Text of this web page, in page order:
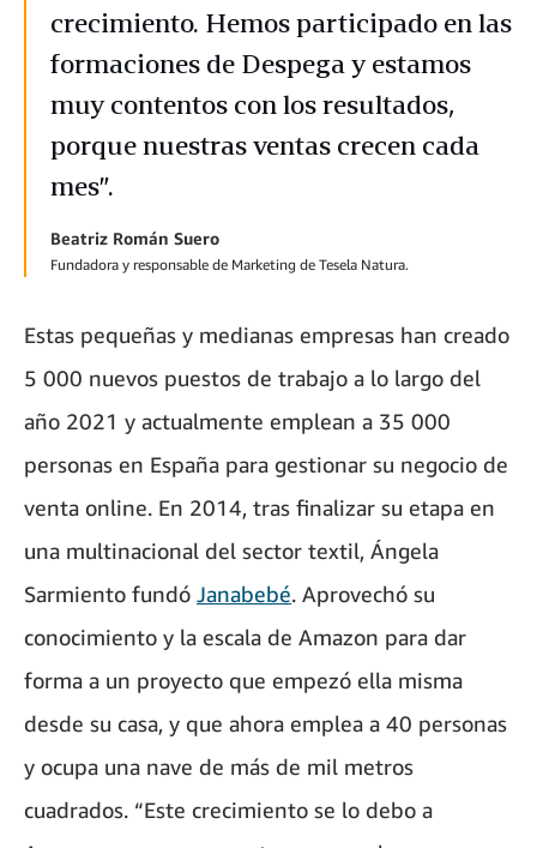
crecimiento. Hemos participado en las
formaciones de Despega y estamos
muy contentos con los resultados,
porque nuestras ventas crecen cada
mes”.
Beatriz Román Suero
Fundadora y responsable de Marketing de Tesela Natura.
Estas pequeñas y medianas empresas han creado
5 000 nuevos puestos de trabajo a lo largo del
año 2021 y actualmente emplean a 35 000
personas en España para gestionar su negocio de
venta online. En 2014, tras finalizar su etapa en
una multinacional del sector textil, Ángela
Sarmiento fundó Janabebé. Aprovechó su
conocimiento y la escala de Amazon para dar
forma a un proyecto que empezó ella misma
desde su casa, y que ahora emplea a 40 personas
y ocupa una nave de más de mil metros
cuadrados. “Este crecimiento se lo debo a